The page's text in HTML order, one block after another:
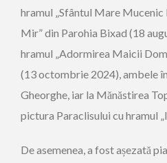
hramul „Sfântul Mare
Mir” din Parohia Bixad (18
hramul „Adormirea Maicii
(13 octombrie 2024), ambele
Gheorghe, iar la Mănăstirea
pictura Paraclisului cu hramul
De asemenea, a fost așezată